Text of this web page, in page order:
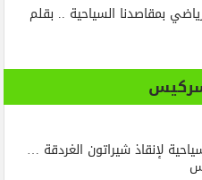
بمقاصدنا السياحية .. بقلم
لإنقاذ شيراتون الغردقة …